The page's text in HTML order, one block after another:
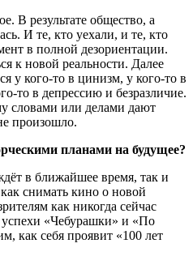
В результате общество, а
И те, кто уехали, и те, кто
в полной дезориентации.
к новой реальности. Далее
у кого-то в цинизм, у кого-то в
то в депрессию и безразличие.
словами или делами дают
произошло.
планами на будущее?
в ближайшее время, так и
снимать кино о новой
как никогда сейчас
«Чебурашки» и «По
как себя проявит «100 лет